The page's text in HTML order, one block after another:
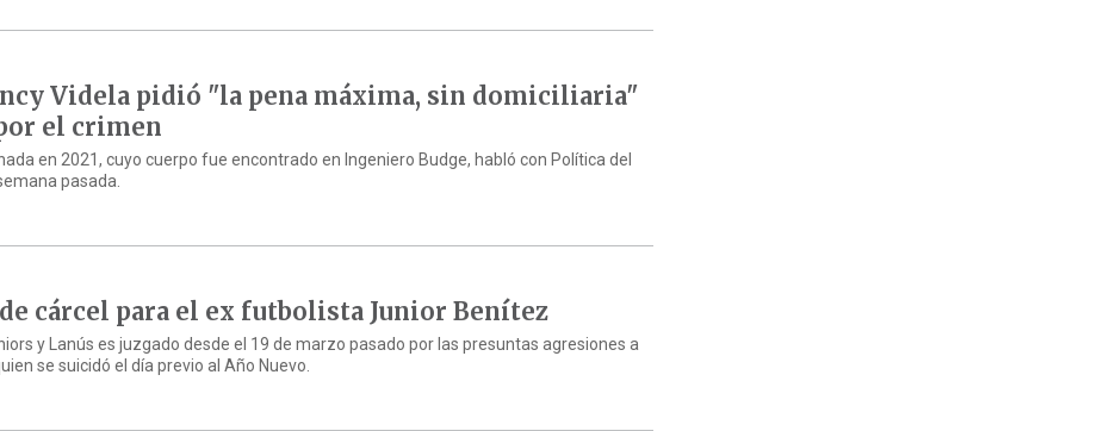
Videla pidió "la pena máxima, sin domiciliaria"
el crimen
en 2021, cuyo cuerpo fue encontrado en Ingeniero Budge, habló con Política del
pasada.
cárcel para el ex futbolista Junior Benítez
y Lanús es juzgado desde el 19 de marzo pasado por las presuntas agresiones a
se suicidó el día previo al Año Nuevo.